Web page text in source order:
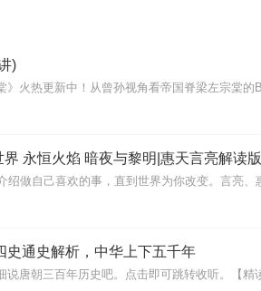
)
永恒火焰 暗夜与黎明|惠天言亮解读版
史通史解析，中华上下五千年